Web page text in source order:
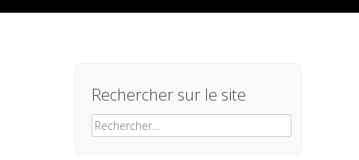
Rechercher sur le site
Rechercher :